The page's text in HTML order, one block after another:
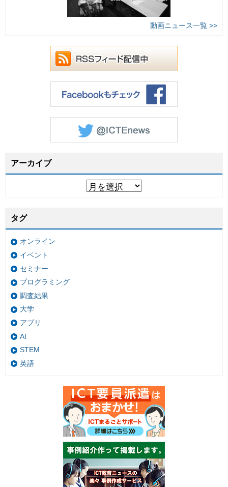
動画ニュース一覧 >>
アーカイブ
タグ
オンライン
イベント
セミナー
プログラミング
調査結果
大学
アプリ
AI
STEM
英語